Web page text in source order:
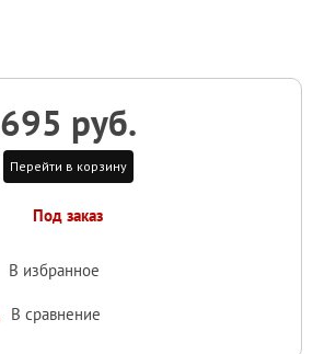
695 руб.
Перейти в корзину
Под заказ
В избранное
В сравнение